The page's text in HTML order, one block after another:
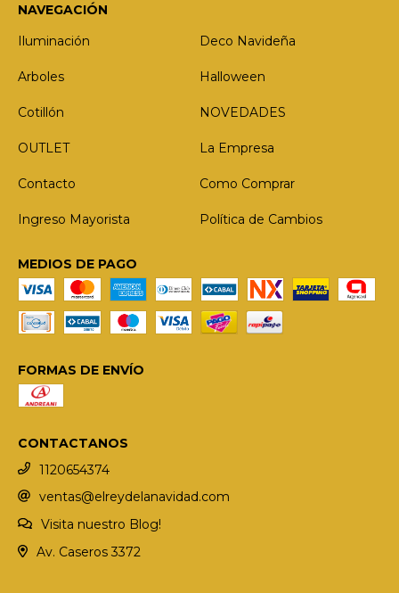
NAVEGACIÓN
Iluminación
Deco Navideña
Arboles Halloween
Cotillón NOVEDADES
OUTLET La Empresa
Contacto Como Comprar
Ingreso Mayorista Política de Cambios
MEDIOS DE PAGO
FORMAS DE ENVÍO
CONTACTANOS
1120654374
ventas@elreydelanavidad.com
Visita nuestro Blog!
Av. Caseros 3372